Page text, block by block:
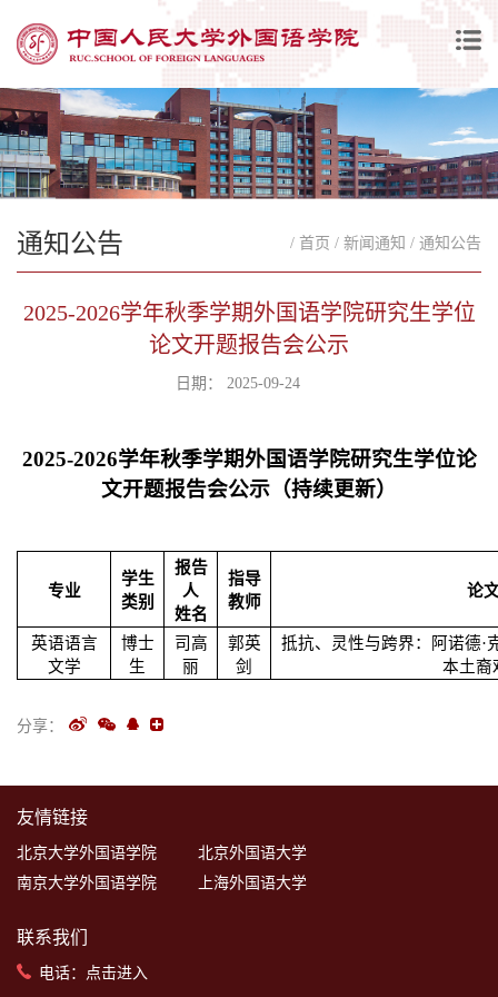
通知公告 / 首页 / 新闻通知 / 通知公告
2025-2026学年秋季学期外国语学院研究生学位
论文开题报告会公示
日期： 2025-09-24
2025-2026学年秋季学期外国语学院研究生学位论
文开题报告会公示（持续更新）
专业
学生
类别
报告
人
姓名
指导
教师
论
英语语言
文学
博士
生
司高
丽
郭英
剑
抵抗、灵性与跨界：阿诺德·
本土裔
分享：
友情链接
北京大学外国语学院
北京外国语大学
南京大学外国语学院
上海外国语大学
联系我们
电话： 点击进入